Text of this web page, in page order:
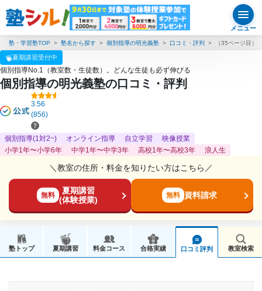
メニュー
塾・学習塾TOP 塾名から探す 個別指導の明光義塾 口コミ・評判 （35ページ目）
夏期講習受付中
個別指導No.1（教室数・生徒数）。どんな生徒も必ず伸びる
個別指導の明光義塾の口コミ・評判
3.56
(856)
個別指導(1対2~) オンライン指導 自立学習
映像授業
小学1年〜小学6年
中学1年〜中学3年 高校1年〜高校3年 浪人生
＼教室の住所・料金を知りたい方はこちら／
無料
夏期講習
(体験授業)
無料 資料請求
塾トップ 夏期講習 料金コース 合格実績 口コミ評判 教室検索